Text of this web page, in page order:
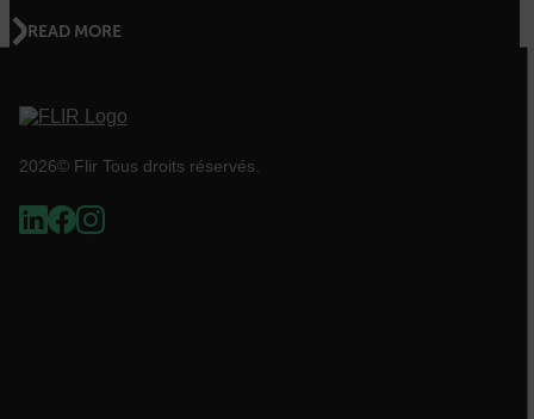
READ MORE
2026© Flir Tous droits réservés.
.AspNetCore.Antiforgery.VyLW6ORzMgk